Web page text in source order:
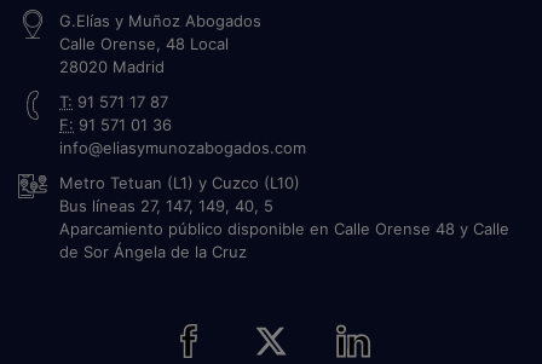
G.Elías y Muñoz Abogados
Calle Orense, 48 Local
28020 Madrid
T: 91 571 17 87
F: 91 571 01 36
info@eliasymunozabogados.com
Metro Tetuan (L1) y Cuzco (L10)
Bus líneas 27, 147, 149, 40, 5
Aparcamiento público disponible en Calle Orense 48 y Calle
de Sor Ángela de la Cruz